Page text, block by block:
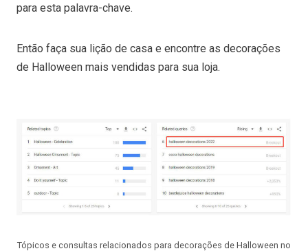
para esta palavra-chave.
Então faça sua lição de casa e encontre as decorações
de Halloween mais vendidas para sua loja.
Tópicos e consultas relacionados para decorações de Halloween no